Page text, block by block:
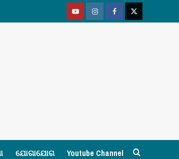
YoutubeVimeoFacebookTwitter
ଯୋଗାଯୋଗ Youtube Channel